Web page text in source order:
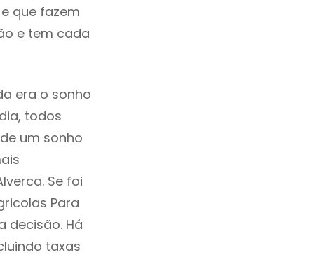
que fazem
e tem cada
era o sonho
todos
um sonho
Se foi
Para
decisão. Há
taxas